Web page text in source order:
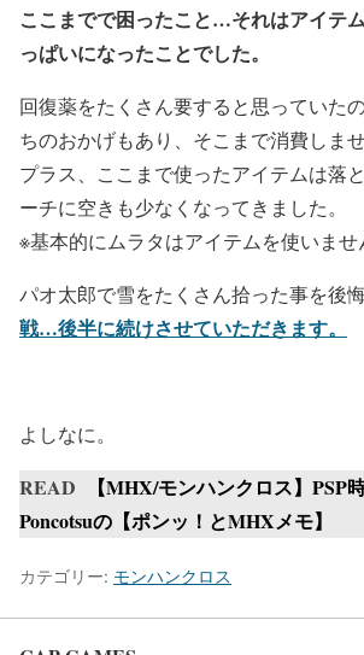
ここまでで困ったこと…それはアイテ
っぱいになったことでした。
回復薬をたくさん要すると思っていた
ちのおかげもあり、そこまで消費しませ
プラス、ここまで使ったアイテムは落
ーチに空きも少なくなってきました。
※基本的にムラタはアイテムを使いませ
パオ太郎で雪をたくさん拾った事を後悔
戦…後半に続けさせていただきます。
よしなに。
READ
【MHX/モンハンクロス】PSP
Poncotsuの【ポンッ！とMHXメモ】
カテゴリー: モンハンクロス